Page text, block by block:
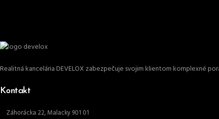
Realitná kancelária DEVELOX zabezpečuje svojim klientom komplexné
Kontakt
Záhorácka 22, Malacky 901 01